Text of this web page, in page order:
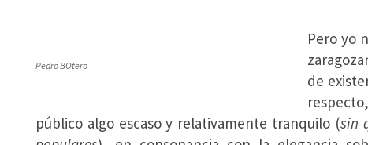
Pedro BOtero
Pero yo
de
público algo escaso y relativamente tranquilo (sin